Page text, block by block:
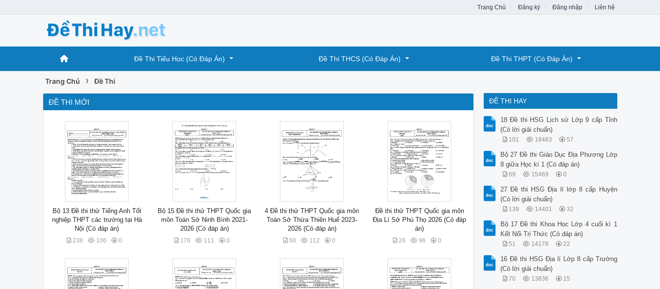
Trang Chủ Đăng ký Đăng nhập Liên hệ
Đề Thi Tiểu Học (Có Đáp Án) Đề Thi THCS (Có Đáp Án) Đề Thi THPT (Có Đáp Án)
Trang Chủ › Đề Thi
ĐỀ THI MỚI
Bộ 13 Đề thi thử Tiếng Anh Tốt
nghiệp THPT các trường tại Hà
Nội (Có đáp án)
238 106 0
Bộ 15 Đề thi thử THPT Quốc gia
môn Toán Sở Ninh Bình 2021-
2026 (Có đáp án)
176 111 0
4 Đề thi thử THPT Quốc gia môn
Toán Sở Thừa Thiên Huế 2023-
2026 (Có đáp án)
60 112 0
Đề thi thử THPT Quốc gia môn
Địa Lí Sở Phú Thọ 2026 (Có đáp
án)
26 96 0
ĐỀ THI HAY
18 Đề thi HSG Lịch sử Lớp 9 cấp Tỉnh
(Có lời giải chuẩn)
101 18483 57
Bộ 27 Đề thi Giáo Dục Địa Phương Lớp
8 giữa Học kì 1 (Có đáp án)
69 15469 0
27 Đề thi HSG Địa lí lớp 8 cấp Huyện
(Có lời giải chuẩn)
139 14401 32
Bộ 17 Đề thi Khoa Học Lớp 4 cuối kì 1
Kết Nối Tri Thức (Có đáp án)
51 14178 22
16 Đề thi HSG Địa lí Lớp 8 cấp Trường
(Có lời giải chuẩn)
70 13836 15